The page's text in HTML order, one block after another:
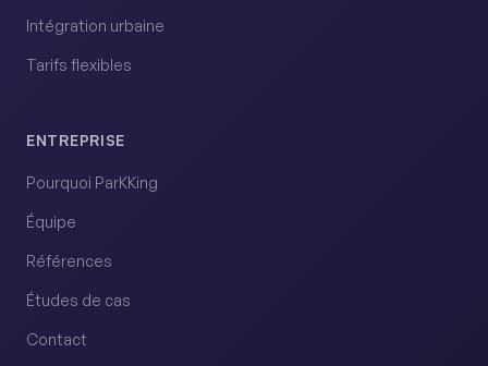
Intégration urbaine
Tarifs flexibles
ENTREPRISE
Pourquoi ParKKing
Équipe
Références
Études de cas
Contact